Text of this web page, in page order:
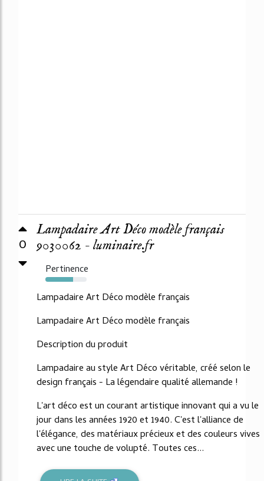
0
Lampadaire Art Déco modèle français
9030062 - luminaire.fr
Pertinence
67%
Lampadaire Art Déco modèle français
Lampadaire Art Déco modèle français
Description du produit
Lampadaire au style Art Déco véritable, créé selon le
design français - La légendaire qualité allemande !
L'art déco est un courant artistique innovant qui a vu le
jour dans les années 1920 et 1940. C'est l'alliance de
l'élégance, des matériaux précieux et des couleurs vives
avec une touche de volupté. Toutes ces...